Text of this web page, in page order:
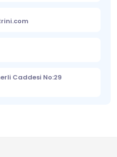
Caddesi No:29